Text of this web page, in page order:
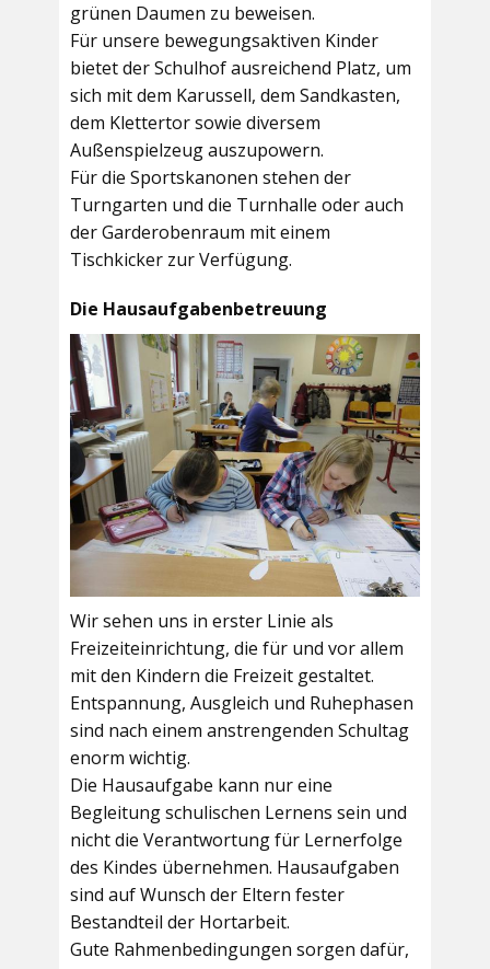
grünen Daumen zu beweisen.
Für unsere bewegungsaktiven Kinder
bietet derSchulhofausreichend Platz, um
sich mit dem Karussell, dem Sandkasten,
dem Klettertor sowie diversem
Außenspielzeug auszupowern.
Für die Sportskanonen stehen der
Turngarten und die Turnhalle oder auch
derGarderobenraum mit einem
Tischkicker zur Verfügung.
Die Hausaufgabenbetreuung
Wir sehen uns in erster Linie als
Freizeiteinrichtung, die für und vor allem
mit den Kindern die Freizeit gestaltet.
Entspannung, Ausgleich und Ruhephasen
sind nach einem anstrengenden Schultag
enorm wichtig.
Die Hausaufgabe kann nur eine
Begleitung schulischen Lernens sein und
nicht die Verantwortung für Lernerfolge
des Kindes übernehmen. Hausaufgaben
sind auf Wunsch der Eltern fester
Bestandteil der Hortarbeit.
Gute Rahmenbedingungen sorgen dafür,